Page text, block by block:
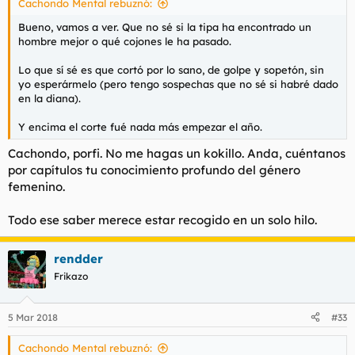
Cachondo Mental rebuznó:
Bueno, vamos a ver. Que no sé si la tipa ha encontrado un
hombre mejor o qué cojones le ha pasado.
Lo que sí sé es que cortó por lo sano, de golpe y sopetón, sin
yo esperármelo (pero tengo sospechas que no sé si habré dado
en la diana).
Y encima el corte fué nada más empezar el año.
Cachondo, porfi. No me hagas un kokillo. Anda, cuéntanos
por capítulos tu conocimiento profundo del género
femenino.
Todo ese saber merece estar recogido en un solo hilo.
rendder
Frikazo
5 Mar 2018 #33
Cachondo Mental rebuznó: